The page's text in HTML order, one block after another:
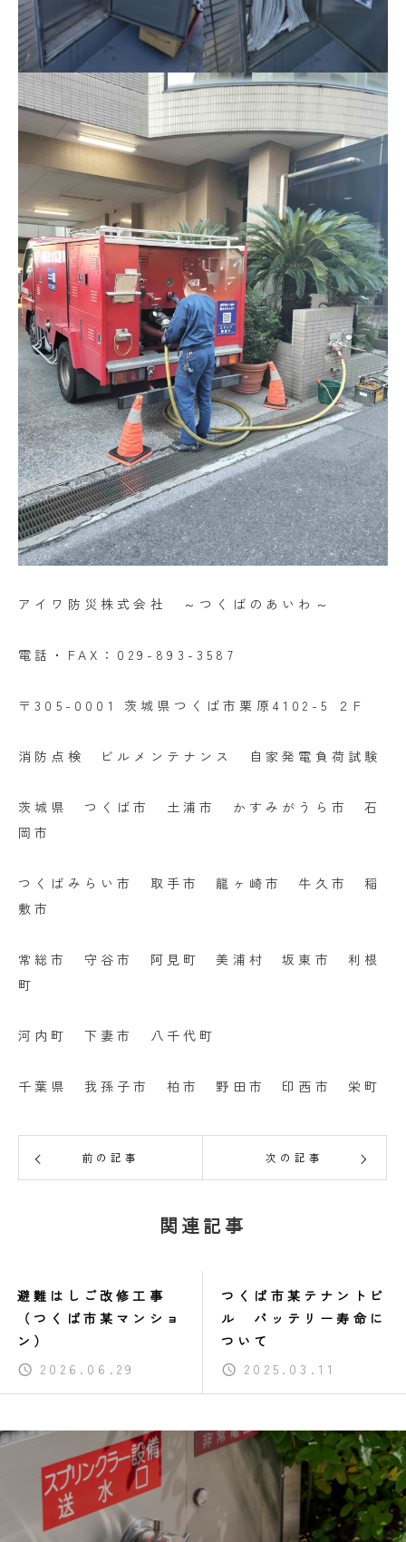
アイワ防災株式会社 ～つくばのあいわ～
電話・FAX：029-893-3587
〒305-0001 茨城県つくば市栗原4102-5 ２F
消防点検 ビルメンテナンス 自家発電負荷試験
茨城県 つくば市 土浦市 かすみがうら市 石
岡市
つくばみらい市 取手市 龍ヶ崎市 牛久市 稲
敷市
常総市 守谷市 阿見町 美浦村 坂東市 利根
町
河内町 下妻市 八千代町
千葉県 我孫子市 柏市 野田市 印西市 栄町
前の記事 次の記事
関連記事
避難はしご改修工事
（つくば市某マンショ
ン）
2026.06.29
つくば市某テナントビ
ル バッテリー寿命に
ついて
2025.03.11